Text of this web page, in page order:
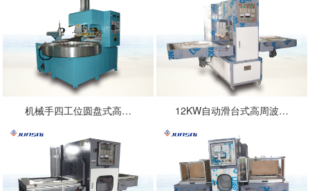
机械手四工位圆盘式高… 12KW自动滑台式高周波…